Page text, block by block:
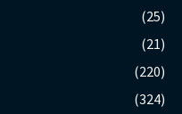
(25)
(21)
(220)
(324)